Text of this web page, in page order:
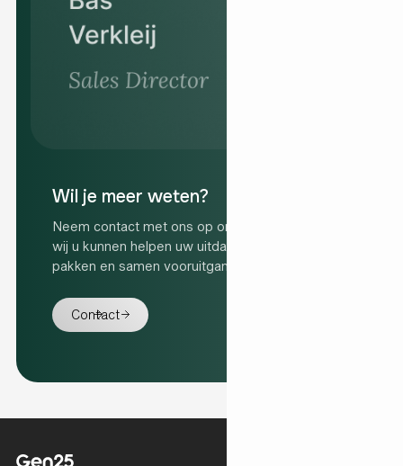
Wil je meer weten?
Neem contact met ons op om te ontdekken hoe
wij u kunnen helpen uw uitdagingen aan te
pakken en samen vooruitgang te boeken.
Contact